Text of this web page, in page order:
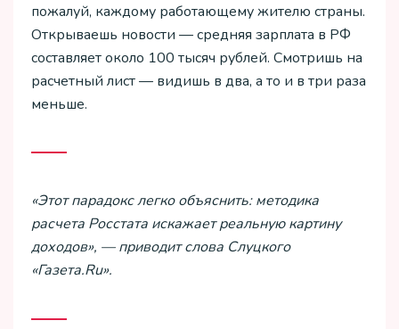
пожалуй, каждому работающему жителю страны.
Открываешь новости — средняя зарплата в РФ
составляет около 100 тысяч рублей. Смотришь на
расчетный лист — видишь в два, а то и в три раза
меньше.
«Этот парадокс легко объяснить: методика
расчета Росстата искажает реальную картину
доходов», — приводит слова Слуцкого
«Газета.Ru».